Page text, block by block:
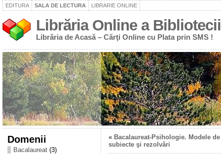
EDITURA SALA DE LECTURA LIBRARIE ONLINE
Librăria Online a
Librăria de Acasă – Cărţi Online cu Plata prin SMS !
Domenii
Bacalaureat(3)
« Bacalaureat-Psihologie. Modele de
subiecte şi rezolvări